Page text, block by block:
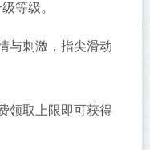
等级。
与刺激，指尖滑动
领取上限即可获得